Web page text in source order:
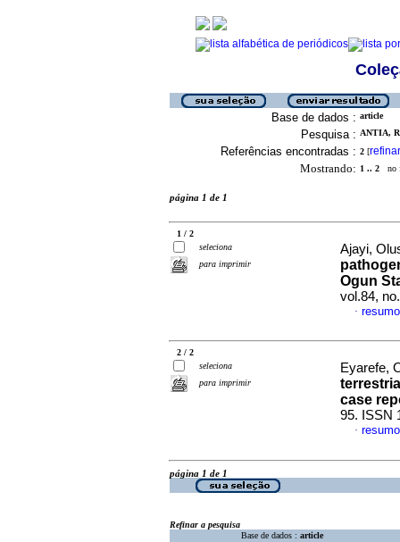
Base de dados : article
Pesquisa : ANTIA,
Referências encontradas : 2 [refinar
Mostrando: 1 .. 2 no
página 1 de 1
1 / 2
seleciona
para imprimir
Ajayi,
Ogun
vol.84,
·
2 / 2
seleciona
para imprimir
Eyarefe,
case
95. ISSN
·
página 1 de 1
Refinar a pesquisa
Base de dados : article